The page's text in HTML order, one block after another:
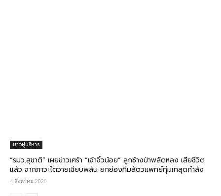
ข่าวผู้บริหาร
“รมว.สุชาติ” เผยข่าวเศร้า “เจ้าจิ๋วน้อย” ลูกช้างป่าพลัดหลง เสียชีวิต
แล้ว จากภาวะไตวายเฉียบพลัน ยกย่องทีมสัตวแพทย์ทุ่มเทสุดกำลัง
4 สิงหาคม 2026